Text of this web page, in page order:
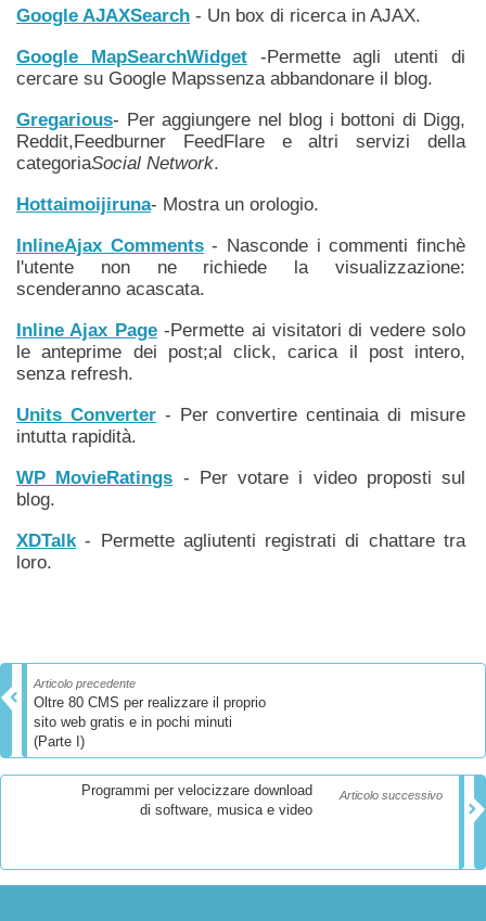
Google AJAXSearch - Un box di ricerca in AJAX.
Google MapSearchWidget-Permette agli utenti di
cercare su Google Mapssenza abbandonare il blog.
Gregarious- Per aggiungere nel blog i bottoni di Digg,
Reddit,Feedburner FeedFlare e altri servizi della
categoriaSocial Network.
Hottaimoijiruna- Mostra un orologio.
InlineAjax Comments- Nasconde i commenti finchè
l'utente non ne richiede la visualizzazione:
scenderanno acascata.
Inline Ajax Page-Permette ai visitatori di vedere solo
le anteprime dei post;al click, carica il post intero,
senza refresh.
Units Converter- Per convertire centinaia di misure
intutta rapidità.
WP MovieRatings - Per votare i video proposti sul
blog.
XDTalk- Permette agliutenti registrati di chattare tra
loro.
Articolo precedente
Oltre 80 CMS per realizzare il proprio
sito web gratis e in pochi minuti
(Parte I)
Articolo successivo
Programmi per velocizzare download
di software, musica e video